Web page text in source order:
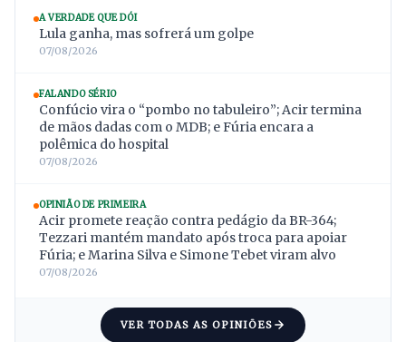
A VERDADE QUE DÓI
Lula ganha, mas sofrerá um golpe
07/08/2026
FALANDO SÉRIO
Confúcio vira o “pombo no tabuleiro”; Acir termina
de mãos dadas com o MDB; e Fúria encara a
polêmica do hospital
07/08/2026
OPINIÃO DE PRIMEIRA
Acir promete reação contra pedágio da BR-364;
Tezzari mantém mandato após troca para apoiar
Fúria; e Marina Silva e Simone Tebet viram alvo
07/08/2026
VER TODAS AS OPINIÕES